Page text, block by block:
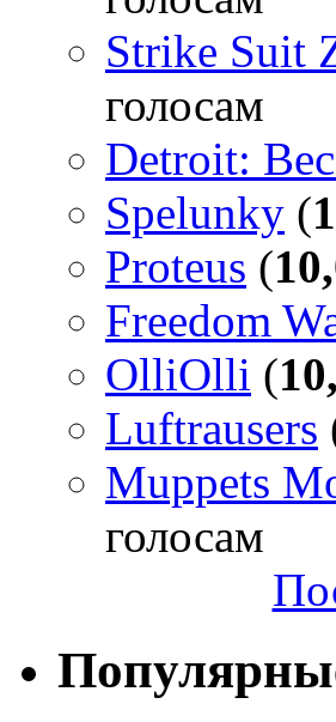
Strike Suit
голосам
Detroit:
Spelunky (
Proteus (
Freedom
OlliOlli (
Luftrausers
Muppets
голосам